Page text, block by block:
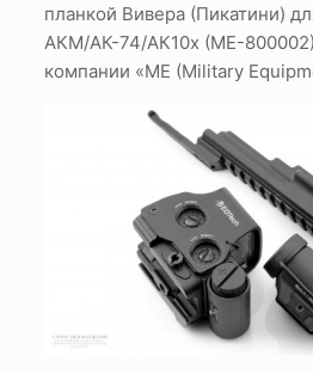
планкой Вивера (Пикатини)
АКМ/АК-74/АК10х (МЕ-800002)
компании «ME (Military